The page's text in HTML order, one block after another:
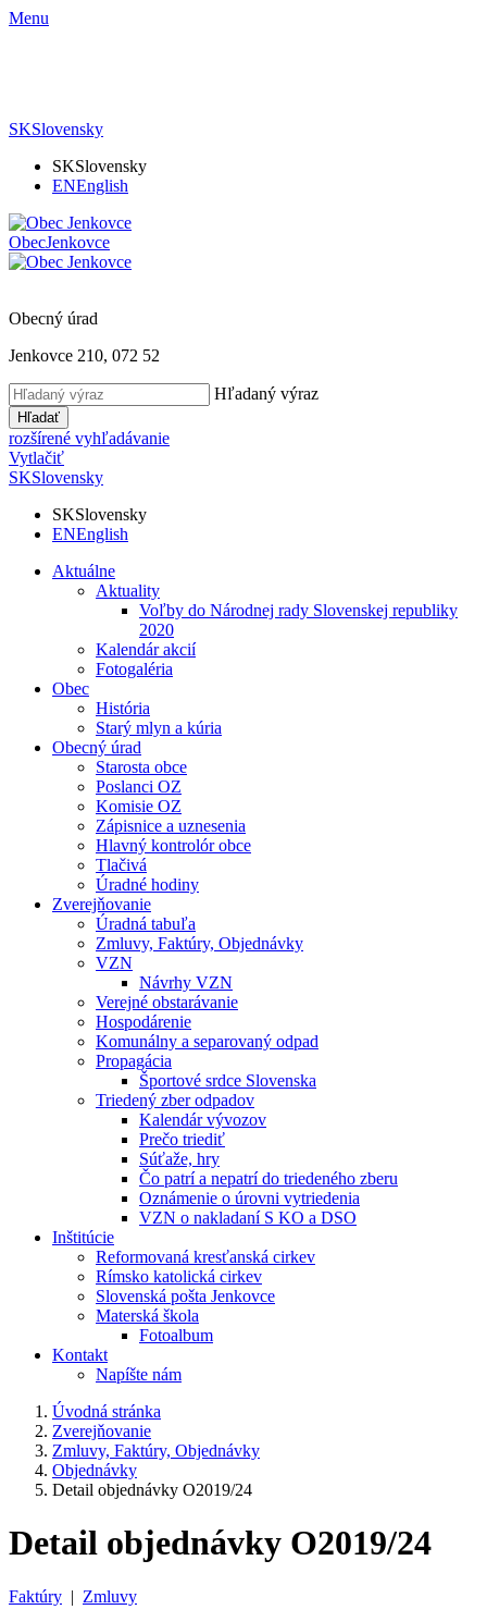
Menu
SKSlovensky
SKSlovensky
ENEnglish
ObecJenkovce
Obecný úrad
Jenkovce 210, 072 52
Hľadaný výraz
Hľadať
rozšírené vyhľadávanie
Vytlačiť
SKSlovensky
SKSlovensky
ENEnglish
Aktuálne
Aktuality
Voľby do Národnej rady Slovenskej republiky
2020
Kalendár akcií
Fotogaléria
Obec
História
Starý mlyn a kúria
Obecný úrad
Starosta obce
Poslanci OZ
Komisie OZ
Zápisnice a uznesenia
Hlavný kontrolór obce
Tlačivá
Úradné hodiny
Zverejňovanie
Úradná tabuľa
Zmluvy, Faktúry, Objednávky
VZN
Návrhy VZN
Verejné obstarávanie
Hospodárenie
Komunálny a separovaný odpad
Propagácia
Športové srdce Slovenska
Triedený zber odpadov
Kalendár vývozov
Prečo triediť
Súťaže, hry
Čo patrí a nepatrí do triedeného zberu
Oznámenie o úrovni vytriedenia
VZN o nakladaní S KO a DSO
Inštitúcie
Reformovaná kresťanská cirkev
Rímsko katolická cirkev
Slovenská pošta Jenkovce
Materská škola
Fotoalbum
Kontakt
Napíšte nám
Úvodná stránka
Zverejňovanie
Zmluvy, Faktúry, Objednávky
Objednávky
Detail objednávky O2019/24
Detail objednávky O2019/24
Faktúry | Zmluvy